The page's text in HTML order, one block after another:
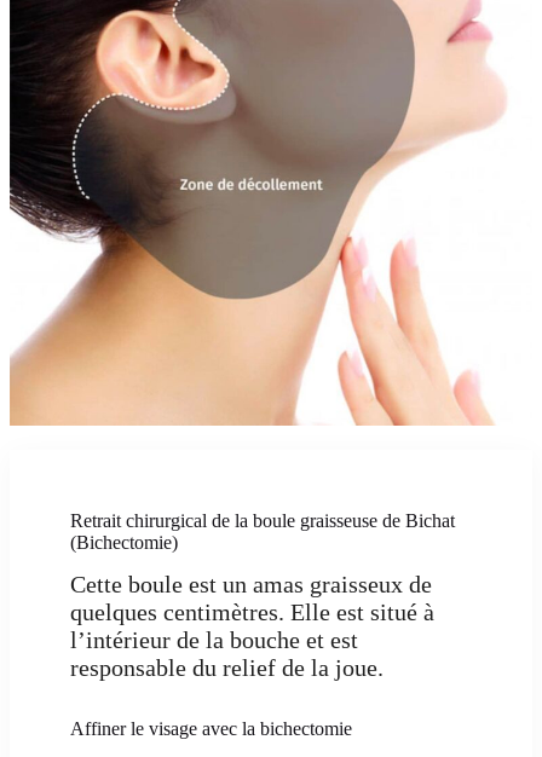
Retrait chirurgical de la boule graisseuse de Bichat
(Bichectomie)
Cette boule est un amas graisseux de
quelques centimètres. Elle est situé à
l’intérieur de la bouche et est
responsable du relief de la joue.
Affiner le visage avec la bichectomie